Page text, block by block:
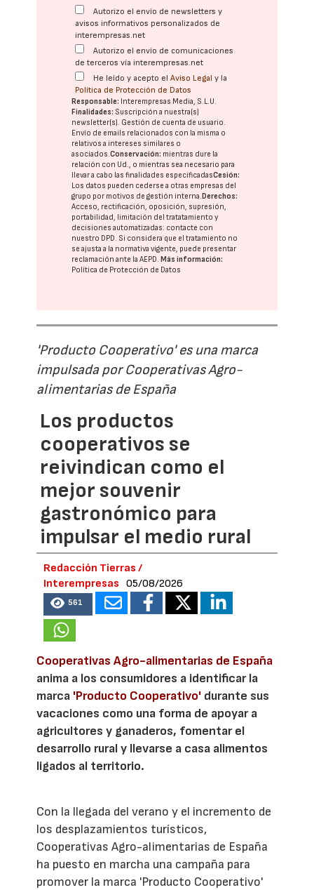
Autorizo el envío de newsletters y
avisos informativos personalizados de
interempresas.net
Autorizo el envío de comunicaciones
de terceros vía interempresas.net
He leído y acepto elAviso Legal y la
Política de Protección de Datos
Responsable: Interempresas Media, S.L.U.
Finalidades: Suscripción a nuestra(s)
newsletter(s). Gestión de cuenta de usuario.
Envío de emails relacionados con la misma o
relativos a intereses similares o
asociados.Conservación: mientras dure la
relación con Ud., o mientras sea necesario para
llevar a cabo las finalidades especificadasCesión:
Los datos pueden cederse a otras empresas del
grupo por motivos de gestión interna. Derechos:
Acceso, rectificación, oposición, supresión,
portabilidad, limitación del tratatamiento y
decisiones automatizadas: contacte con
nuestro DPD. Si considera que el tratamiento no
se ajusta a la normativa vigente, puede presentar
reclamación ante laAEPD. Más información:
Política de Protección de Datos
'Producto Cooperativo' es una marca
impulsada por Cooperativas Agro-
alimentarias de España
Los productos
cooperativos se
reivindican como el
mejor souvenir
gastronómico para
impulsar el medio rural
Redacción Tierras /
Interempresas
05/08/2026
561
Cooperativas Agro-alimentarias de España
anima a los consumidores a identificar la
marca 'Producto Cooperativo' durante sus
vacaciones como una forma de apoyar a
agricultores y ganaderos, fomentar el
desarrollo rural y llevarse a casa alimentos
ligados al territorio.
Con la llegada del verano y el incremento de
los desplazamientos turísticos,
Cooperativas Agro-alimentarias de España
ha puesto en marcha una campaña para
promover la marca 'Producto Cooperativo'